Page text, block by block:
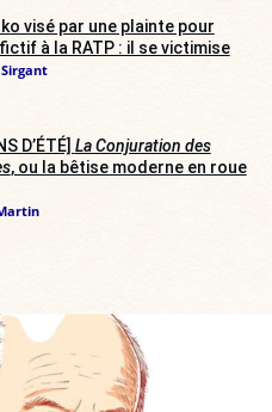
visé par une plainte pour
à la RATP : il se victimise
D’ÉTÉ] La Conjuration des
, ou la bêtise moderne en roue